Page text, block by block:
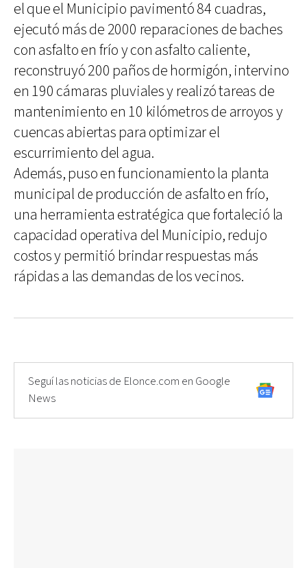
el que el Municipio pavimentó 84 cuadras,
ejecutó más de 2000 reparaciones de baches
con asfalto en frío y con asfalto caliente,
reconstruyó 200 paños de hormigón, intervino
en 190 cámaras pluviales y realizó tareas de
mantenimiento en 10 kilómetros de arroyos y
cuencas abiertas para optimizar el
escurrimiento del agua.
Además, puso en funcionamiento la planta
municipal de producción de asfalto en frío,
una herramienta estratégica que fortaleció la
capacidad operativa del Municipio, redujo
costos y permitió brindar respuestas más
rápidas a las demandas de los vecinos.
Seguí las noticias de Elonce.com en Google
News